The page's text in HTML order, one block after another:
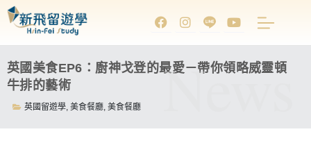
英國美食EP6：廚神戈登的最愛－帶你領略威靈頓
牛排的藝術
英國留遊學, 美食餐廳, 美食餐廳 News